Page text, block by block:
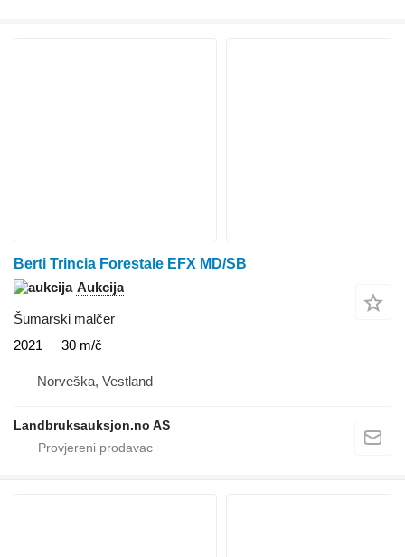
Berti Trincia Forestale EFX MD/SB
Aukcija
Šumarski malčer
2021
30 m/č
Norveška, Vestland
Landbruksauksjon.no AS